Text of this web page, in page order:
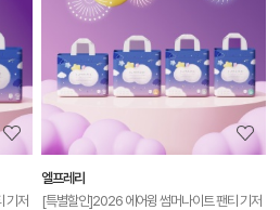
정
보
보
기
기저
엘프레리
[특별할인]2026 에어윙 썸머나이트 팬티 기저